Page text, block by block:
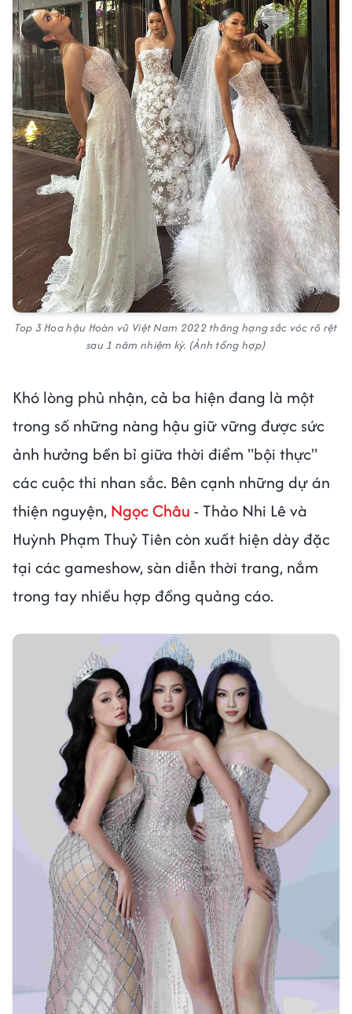
Top 3 Hoa hậu Hoàn vũ Việt Nam 2022 thăng hạng sắc vóc rõ rệt
sau 1 năm nhiệm kỳ. (Ảnh tổng hợp)
Khó lòng phủ nhận, cả ba hiện đang là một
trong số những nàng hậu giữ vững được sức
ảnh hưởng bền bỉ giữa thời điểm "bội thực"
các cuộc thi nhan sắc. Bên cạnh những dự án
thiện nguyện, Ngọc Châu - Thảo Nhi Lê và
Huỳnh Phạm Thuỷ Tiên còn xuất hiện dày đặc
tại các gameshow, sàn diễn thời trang, nắm
trong tay nhiều hợp đồng quảng cáo.